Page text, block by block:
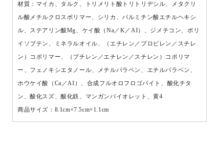
材質：マイカ、タルク、トリメリト酸トリトリデシル、メタクリ
ル酸メチルクロスポリマー、シリカ、パルミチン酸エチルヘキシ
ル、ステアリン酸Mg、ケイ酸（Na／K／AI）、ジメチコン、ポリ
イソブテン、ミネラルオイル、（エチレン／プロピレン／スチレ
ン）コポリマー、（ブチレン／エチレン／スチレン）コポリマ
ー、フェノキシエタノール、メチルパラベン、エチルパラベン、
ホウケイ酸（Ca／AI）、合成フルオロフロゴパイト、酸化チタ
ン、酸化スズ、酸化鉄、マンガンバイオレット、黄4
商品サイズ：8.1cm×7.5cm×1.1cm